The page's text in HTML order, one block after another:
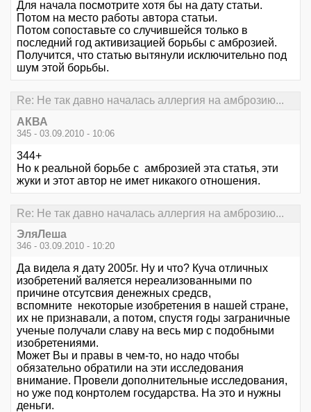
Для начала посмотрите хотя бы на дату статьи.
Потом на место работы автора статьи.
Потом сопоставьте со случившейся только в
последний год активизацией борьбы с амброзией.
Получится, что статью вытянули исключительно под
шум этой борьбы.
Re: Не так давно началась аллергия на амброзию...
АКВА
345 - 03.09.2010 - 10:06
344+
Но к реальной борьбе с амброзией эта статья, эти
жуки и этот автор не имет никакого отношения.
Re: Не так давно началась аллергия на амброзию...
ЭляЛеша
346 - 03.09.2010 - 10:20
Да видела я дату 2005г. Ну и что? Куча отличных
изобретений валяется нереализованными по
причине отсутсвия денежных средсв,
вспомните некоторые изобретения в нашей стране,
их не признавали, а потом, спустя годы заграничные
ученые получали славу на весь мир с подобными
изобретениями.
Может Вы и правы в чем-то, но надо чтобы
обязательно обратили на эти исследования
внимание. Провели дополнительные исследования,
но уже под конртолем государства. На это и нужны
деньги.